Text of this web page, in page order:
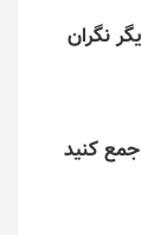
نگران